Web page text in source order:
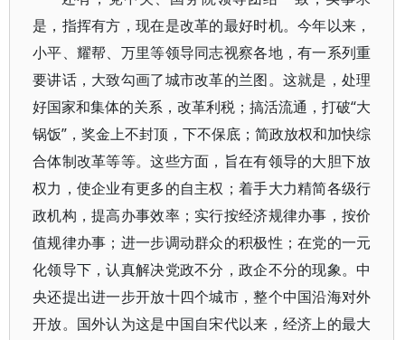
是，指挥有方，现在是改革的最好时机。今年以来，
小平、耀帮、万里等领导同志视察各地，有一系列重
要讲话，大致勾画了城市改革的兰图。这就是，处理
好国家和集体的关系，改革利税；搞活流通，打破“大
锅饭”，奖金上不封顶，下不保底；简政放权和加快综
合体制改革等等。这些方面，旨在有领导的大胆下放
权力，使企业有更多的自主权；着手大力精简各级行
政机构，提高办事效率；实行按经济规律办事，按价
值规律办事；进一步调动群众的积极性；在党的一元
化领导下，认真解决党政不分，政企不分的现象。中
央还提出进一步开放十四个城市，整个中国沿海对外
开放。国外认为这是中国自宋代以来，经济上的最大